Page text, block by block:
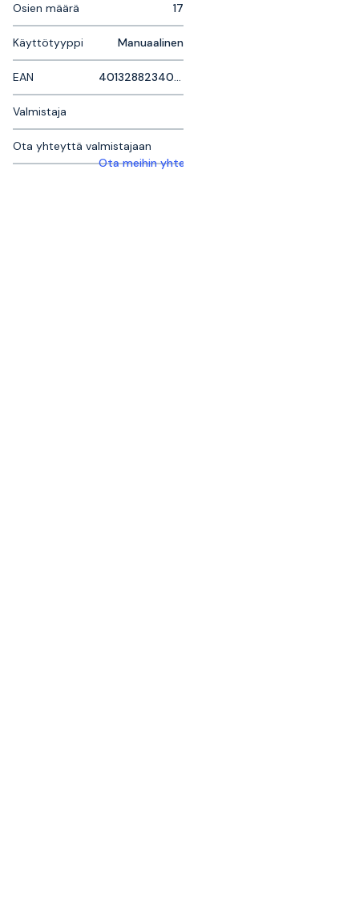
Osien määrä 17
Käyttötyyppi Manuaalinen
EAN 4013288234056
Valmistaja
Ota yhteyttä valmistajaan
Ota meihin yhteyttä saadaksesi lisätietoja